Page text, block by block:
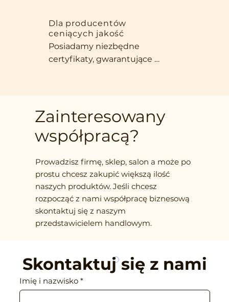
Intensywny aromat, piękny
wygląd i naturalna słodycz
sprawiają, że nasze owoce są
niezastąpione w każdej kuchni,
Dla producentów
ceniących jakość
Posiadamy niezbędne
certyfikaty, gwarantujące
całych owoców, przez plastry, po
drobno siekane składniki,
dostosowane do Twoich
Zainteresowany
współpracą?
Prowadzisz firmę, sklep, salon a może po
prostu chcesz zakupić większą ilość
naszych produktów. Jeśli chcesz
rozpocząć z nami współpracę biznesową
skontaktuj się z naszym
przedstawicielem handlowym.
Skontaktuj się z ﻿nami
Imię i nazwisko *